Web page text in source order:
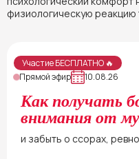
физиологическую реакцию
Участие БЕСПЛАТНО 🔥
Прямой эфир
10.08.26
Как получать
внимания от
и забыть о ссорах,